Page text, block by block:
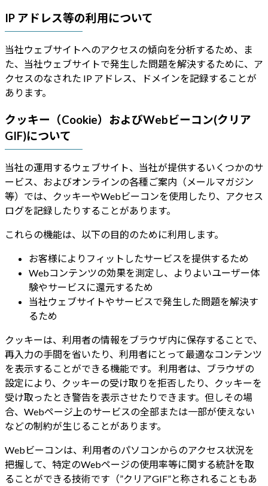
IP アドレス等の利用について
当社ウェブサイトへのアクセスの傾向を分析するため、ま
た、当社ウェブサイトで発生した問題を解決するために、ア
クセスのなされた IP アドレス、ドメインを記録することが
あります。
クッキー（Cookie）およびWebビーコン(クリア
GIF)について
当社の運用するウェブサイト、当社が提供するいくつかのサ
ービス、およびオンラインの各種ご案内（メールマガジン
等）では、クッキーやWebビーコンを使用したり、アクセス
ログを記録したりすることがあります。
これらの機能は、以下の目的のために利用します。
お客様によりフィットしたサービスを提供するため
Webコンテンツの効果を測定し、よりよいユーザー体
験やサービスに還元するため
当社ウェブサイトやサービスで発生した問題を解決す
るため
クッキーは、利用者の情報をブラウザ内に保存することで、
再入力の手間を省いたり、利用者にとって最適なコンテンツ
を表示することができる機能です。 利用者は、ブラウザの
設定により、クッキーの受け取りを拒否したり、クッキーを
受け取ったとき警告を表示させたりできます。但しその場
合、Webページ上のサービスの全部または一部が使えない
などの制約が生じることがあります。
Webビーコンは、利用者のパソコンからのアクセス状況を
把握して、特定のWebページの使用率等に関する統計を取
ることができる技術です（”クリアGIF”と称されることもあ